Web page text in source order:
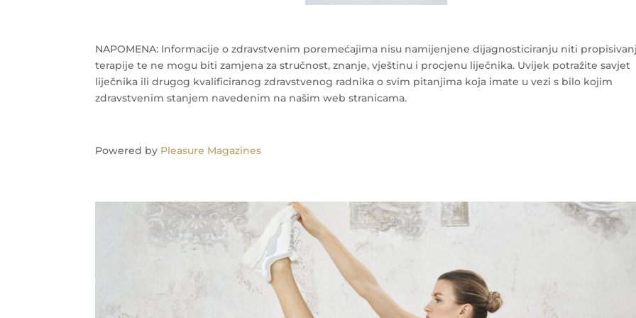
NAPOMENA: Informacije o zdravstvenim poremećajima nisu namijenjene dijagnosticiranju niti
terapije te ne mogu biti zamjena za stručnost, znanje, vještinu i procjenu liječnika. Uvijek potražite savjet
liječnika ili drugog kvalificiranog zdravstvenog radnika o svim pitanjima koja imate u vezi s bilo kojim
zdravstvenim stanjem navedenim na našim web stranicama.
Powered by Pleasure Magazines